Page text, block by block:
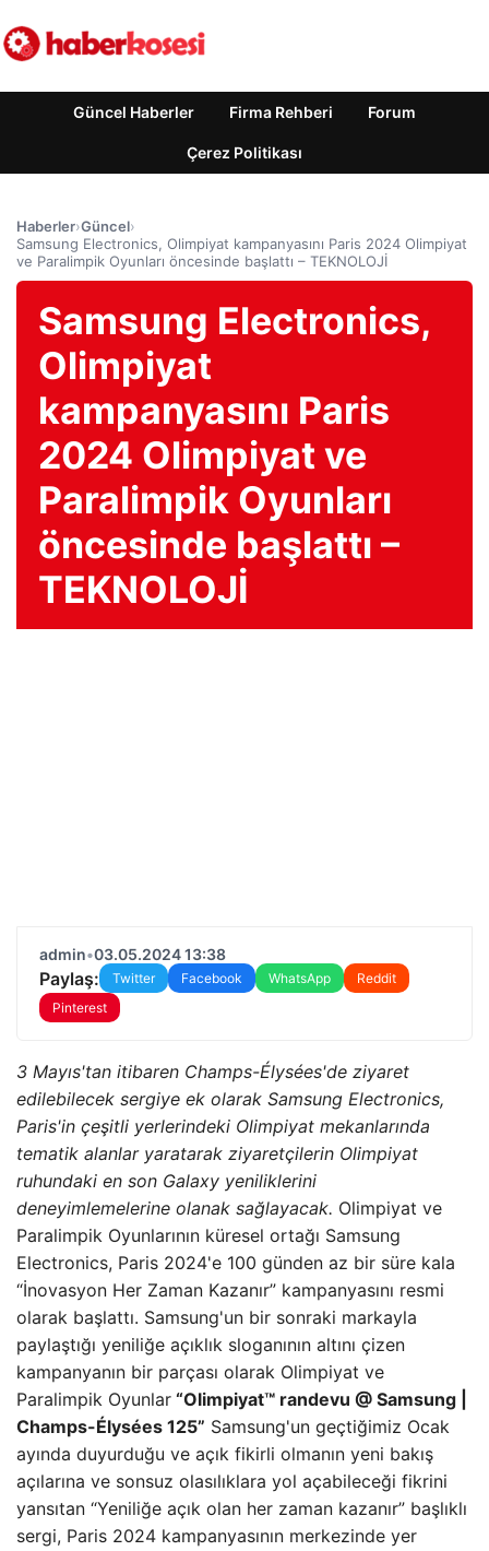
Güncel Haberler Firma Rehberi Forum
Çerez Politikası
Haberler›Güncel›
Samsung Electronics, Olimpiyat kampanyasını Paris 2024 Olimpiyat
ve Paralimpik Oyunları öncesinde başlattı – TEKNOLOJİ
Samsung Electronics,
Olimpiyat
kampanyasını Paris
2024 Olimpiyat ve
Paralimpik Oyunları
öncesinde başlattı –
TEKNOLOJİ
admin•03.05.2024 13:38
Paylaş: Twitter Facebook WhatsApp
Reddit
Pinterest
3 Mayıs'tan itibaren Champs-Élysées'de ziyaret
edilebilecek sergiye ek olarak Samsung Electronics,
Paris'in çeşitli yerlerindeki Olimpiyat mekanlarında
tematik alanlar yaratarak ziyaretçilerin Olimpiyat
ruhundaki en son Galaxy yeniliklerini
deneyimlemelerine olanak sağlayacak. Olimpiyat ve
Paralimpik Oyunlarının küresel ortağı Samsung
Electronics, Paris 2024'e 100 günden az bir süre kala
“İnovasyon Her Zaman Kazanır” kampanyasını resmi
olarak başlattı. Samsung'un bir sonraki markayla
paylaştığı yeniliğe açıklık sloganının altını çizen
kampanyanın bir parçası olarak Olimpiyat ve
Paralimpik Oyunlar “Olimpiyat™️ randevu @ Samsung |
Champs-Élysées 125” Samsung'un geçtiğimiz Ocak
ayında duyurduğu ve açık fikirli olmanın yeni bakış
açılarına ve sonsuz olasılıklara yol açabileceği fikrini
yansıtan “Yeniliğe açık olan her zaman kazanır” başlıklı
sergi, Paris 2024 kampanyasının merkezinde yer